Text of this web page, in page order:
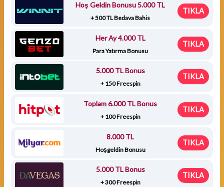
Hoş Geldin Bonusu 5.000 TL
+ 500 TL Bedava Bahis
TIKLA
Her Ay 4.000 TL
Para Yatırma Bonusu
TIKLA
5.000 TL Bonus
+ 150 Freespin
TIKLA
Toplam 6.000 TL Bonus
+ 100 Freespin
TIKLA
8.000 TL
Hoşgeldin Bonusu
TIKLA
5.000 TL Bonus
+ 300 Freespin
TIKLA